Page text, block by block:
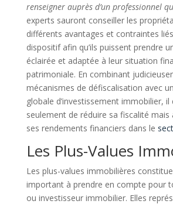
renseigner auprès d’un professionnel
experts sauront conseiller les
différents avantages et contraintes
dispositif afin qu’ils puissent prendre
éclairée et adaptée à leur situation
patrimoniale. En combinant
mécanismes de défiscalisation avec
globale d’investissement immobilier,
seulement de réduire sa fiscalité mais
ses rendements financiers dans le
Les Plus-Values
Les plus-values immobilières
important à prendre en compte pour
ou investisseur immobilier. Elles